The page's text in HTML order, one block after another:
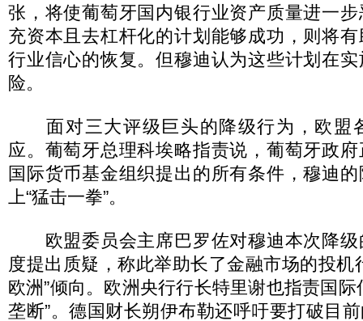
张，将使葡萄牙国内银行业资产质量进一
充资本且去杠杆化的计划能够成功，则将
行业信心的恢复。但穆迪认为这些计划在
险。
面对三大评级巨头的降级行为，欧盟
应。葡萄牙总理科埃略指责说，葡萄牙政
国际货币基金组织提出的所有条件，穆迪
上“猛击一拳”。
欧盟委员会主席巴罗佐对穆迪本次降级
度提出质疑，称此举助长了金融市场的投机
欧洲”倾向。欧洲央行行长特里谢也指责国际
垄断”。德国财长朔伊布勒还呼吁要打破目